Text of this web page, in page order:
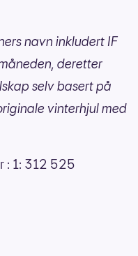
navn inkludert IF
deretter
selv basert på
vinterhjul med
: 1: 312 525